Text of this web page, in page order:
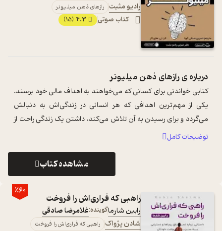
رادیو مثبت
رازهای ذهن میلیونر
کتاب صوتی 4.3
(15)
درباره یرازهای ذهن میلیونر
کتابی خواندنی برای کسانی که می‌خواهند به اهداف مالی خود برسند.
یکی از مهم‌ترین اهدافی که هر انسانی در زندگی‌اش به دنبالش
می‌گردد و برای رسیدن به آن تلاش می‌کند، داشتن یک زندگی راحت از
لحاظ مالی و ث ...
توضیحات کامل
مشاهده کتاب
٪60
راهبی که فراری‌اش را فروخت
رابین شارماگوینده:غلامرضا صادقی
شادن پژواک راهبی که فراری‌اش را فروخت